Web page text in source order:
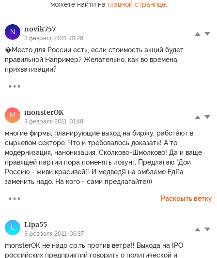
можете найти на главной странице.
N novik757
3 февраля 2011, 01:28
�Место для России есть, если стоимость акций будет
правильной Например? Желательно, как во времена
прихватизации?
M monsterОК
3 февраля 2011, 01:48
многие фирмы, планирующие выход на биржу, работают в
сырьевом секторе. Что и требовалось доказать! А то
модернизация, нанонизация, Сколково-Шмолково! Да и ваще
правящей партии пора поменять лозунг. Предлагаю "Дои
Россию - живи красивей!" И медведЯ на эмблеме ЕдРа
заменить надо. На кого - сами предлагайте)))
Раскрыть ветку
L Lipa55
3 февраля 2011, 06:37
monsterОК не надо ср.ть против ветра!! Выхода на IPO
российских предприятий говорить о политической и